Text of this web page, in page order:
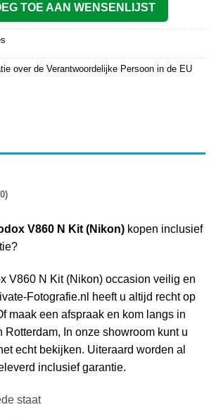
TOE AAN WENSENLIJST
over de Verantwoordelijke Persoon in de EU
V860 N Kit (Nikon) kopen inclusief
V860 N Kit (Nikon) occasion veilig en
Fotografie.nl heeft u altijd recht op
maak een afspraak en kom langs in
Rotterdam, In onze showroom kunt u
echt bekijken. Uiteraard worden al
inclusief garantie.
staat